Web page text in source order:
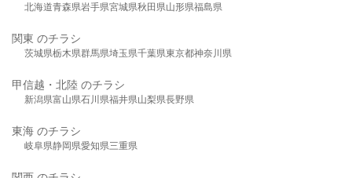
北海道青森県岩手県宮城県秋田県山形県福島県
関東 のチラシ
茨城県栃木県群馬県埼玉県千葉県東京都神奈川県
甲信越・北陸 のチラシ
新潟県富山県石川県福井県山梨県長野県
東海 のチラシ
岐阜県静岡県愛知県三重県